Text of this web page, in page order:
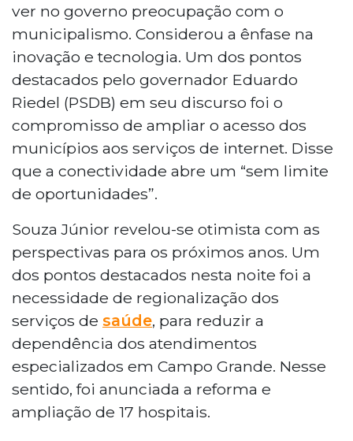
ver no governo preocupação com o
municipalismo. Considerou a ênfase na
inovação e tecnologia. Um dos pontos
destacados pelo governador Eduardo
Riedel (PSDB) em seu discurso foi o
compromisso de ampliar o acesso dos
municípios aos serviços de internet. Disse
que a conectividade abre um “sem limite
de oportunidades”.
Souza Júnior revelou-se otimista com as
perspectivas para os próximos anos. Um
dos pontos destacados nesta noite foi a
necessidade de regionalização dos
serviços de saúde, para reduzir a
dependência dos atendimentos
especializados em Campo Grande. Nesse
sentido, foi anunciada a reforma e
ampliação de 17 hospitais.